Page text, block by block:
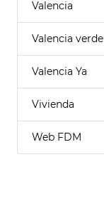
Valencia
Valencia verde
Valencia Ya
Vivienda
Web FDM